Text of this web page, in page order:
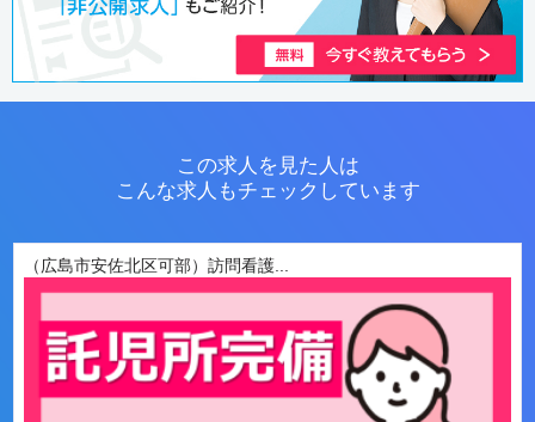
この求人を見た人は
こんな求人もチェックしています
（広島市安佐北区可部）訪問看護...